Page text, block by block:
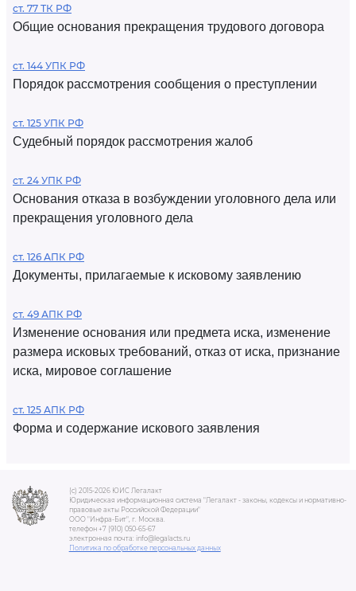
ст. 77 ТК РФ
Общие основания прекращения трудового договора
ст. 144 УПК РФ
Порядок рассмотрения сообщения о преступлении
ст. 125 УПК РФ
Судебный порядок рассмотрения жалоб
ст. 24 УПК РФ
Основания отказа в возбуждении уголовного дела или
прекращения уголовного дела
ст. 126 АПК РФ
Документы, прилагаемые к исковому заявлению
ст. 49 АПК РФ
Изменение основания или предмета иска, изменение
размера исковых требований, отказ от иска, признание
иска, мировое соглашение
ст. 125 АПК РФ
Форма и содержание искового заявления
(c) 2015-2026 ЮИС Легалакт
Юридическая информационная система "Легалакт - законы, кодексы и нормативно-
правовые акты Российской Федерации"
ООО "Инфра-Бит", г. Москва.
телефон +7 (910) 050-65-67
электронная почта: info@legalacts.ru
Политика по обработке персональных данных